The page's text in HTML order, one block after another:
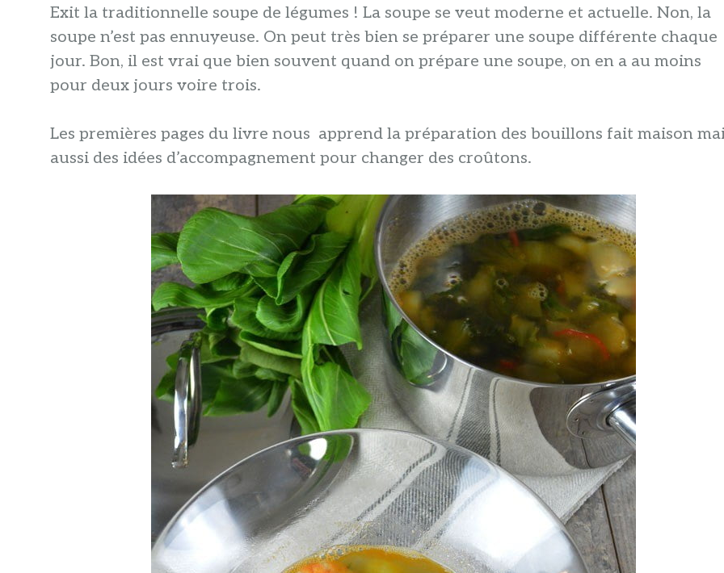
Exit la traditionnelle soupe de légumes ! La soupe se veut moderne et actuelle. Non, la
soupe n’est pas ennuyeuse. On peut très bien se préparer une soupe différente chaque
jour. Bon, il est vrai que bien souvent quand on prépare une soupe, on en a au moins
pour deux jours voire trois.
Les premières pages du livre nous apprend la préparation des bouillons fait maison
aussi des idées d’accompagnement pour changer des croûtons.